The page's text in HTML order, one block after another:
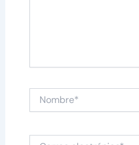
Nombre*